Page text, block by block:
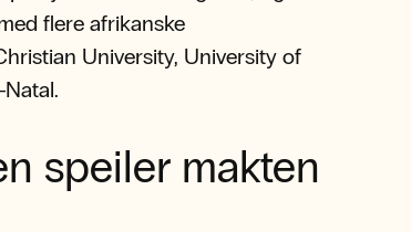
flere afrikanske
University, University of
speiler makten